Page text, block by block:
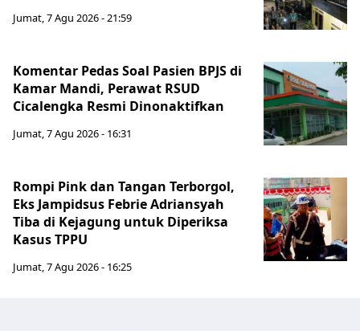
Jumat, 7 Agu 2026 - 21:59
Komentar Pedas Soal Pasien BPJS di
Kamar Mandi, Perawat RSUD
Cicalengka Resmi Dinonaktifkan
Jumat, 7 Agu 2026 - 16:31
Rompi Pink dan Tangan Terborgol,
Eks Jampidsus Febrie Adriansyah
Tiba di Kejagung untuk Diperiksa
Kasus TPPU
Jumat, 7 Agu 2026 - 16:25